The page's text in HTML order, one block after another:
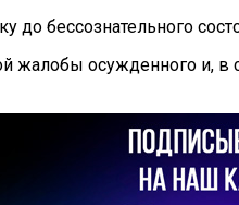
бессознательного
осужденного и, в